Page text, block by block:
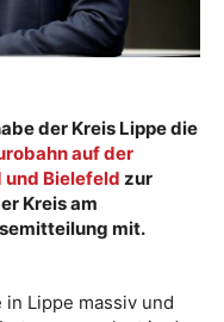
der Kreis Lippe die
auf der
und Bielefeld zur
Kreis am
mit.
Lippe massiv und